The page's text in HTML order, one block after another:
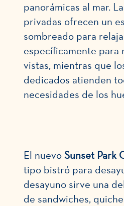
panorámicas al mar.
privadas ofrecen un
sombreado para
específicamente para
vistas, mientras que
dedicados atienden
necesidades de los
El nuevoSunset Park
tipo bistró para
desayuno sirve una
de sandwiches,